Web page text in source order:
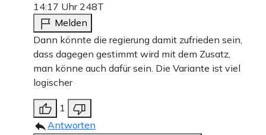
14:17 Uhr 248T
Melden
Dann könnte die regierung damit zufrieden sein,
dass dagegen gestimmt wird mit dem Zusatz,
man könne auch dafür sein. Die Variante ist viel
logischer
1
Antworten